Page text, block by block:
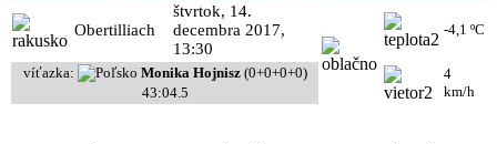
Obertilliach
štvrtok, 14.
decembra 2017,
13:30
-4,1 ºC
víťazka: Monika Hojnisz(0+0+0+0)
43:04.5
4
km/h